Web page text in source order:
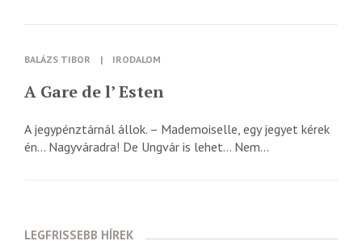
BALÁZS TIBOR | IRODALOM
A Gare de l’ Esten
A jegypénztárnál állok. – Mademoiselle, egy jegyet kérek
én… Nagyváradra! De Ungvár is lehet… Nem...
LEGFRISSEBB HÍREK